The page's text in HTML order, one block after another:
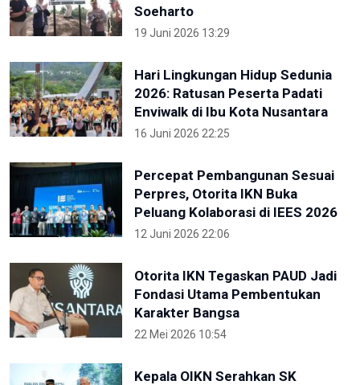
Soeharto
19 Juni 2026 13:29
Hari Lingkungan Hidup Sedunia
2026: Ratusan Peserta Padati
Enviwalk di Ibu Kota Nusantara
16 Juni 2026 22:25
Percepat Pembangunan Sesuai
Perpres, Otorita IKN Buka
Peluang Kolaborasi di IEES 2026
12 Juni 2026 22:06
Otorita IKN Tegaskan PAUD Jadi
Fondasi Utama Pembentukan
Karakter Bangsa
22 Mei 2026 10:54
Kepala OIKN Serahkan SK